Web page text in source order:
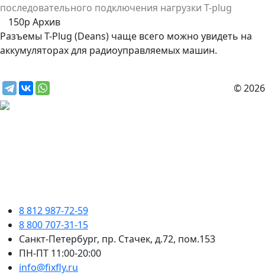
последовательного подключения нагрузки T-plug
150р Архив
Разъемы T-Plug (Deans) чаще всего можно увидеть на
аккумуляторах для радиоуправляемых машин.
© 2026
8 812 987-72-59
8 800 707-31-15
Санкт-Петербург, пр. Стачек, д.72, пом.153
ПН-ПТ 11:00-20:00
info@fixfly.ru